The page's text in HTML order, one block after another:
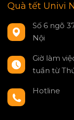
Quà tết Univi
Số 6 ngõ
Nội
Giờ làm
tuần từ
Hotline